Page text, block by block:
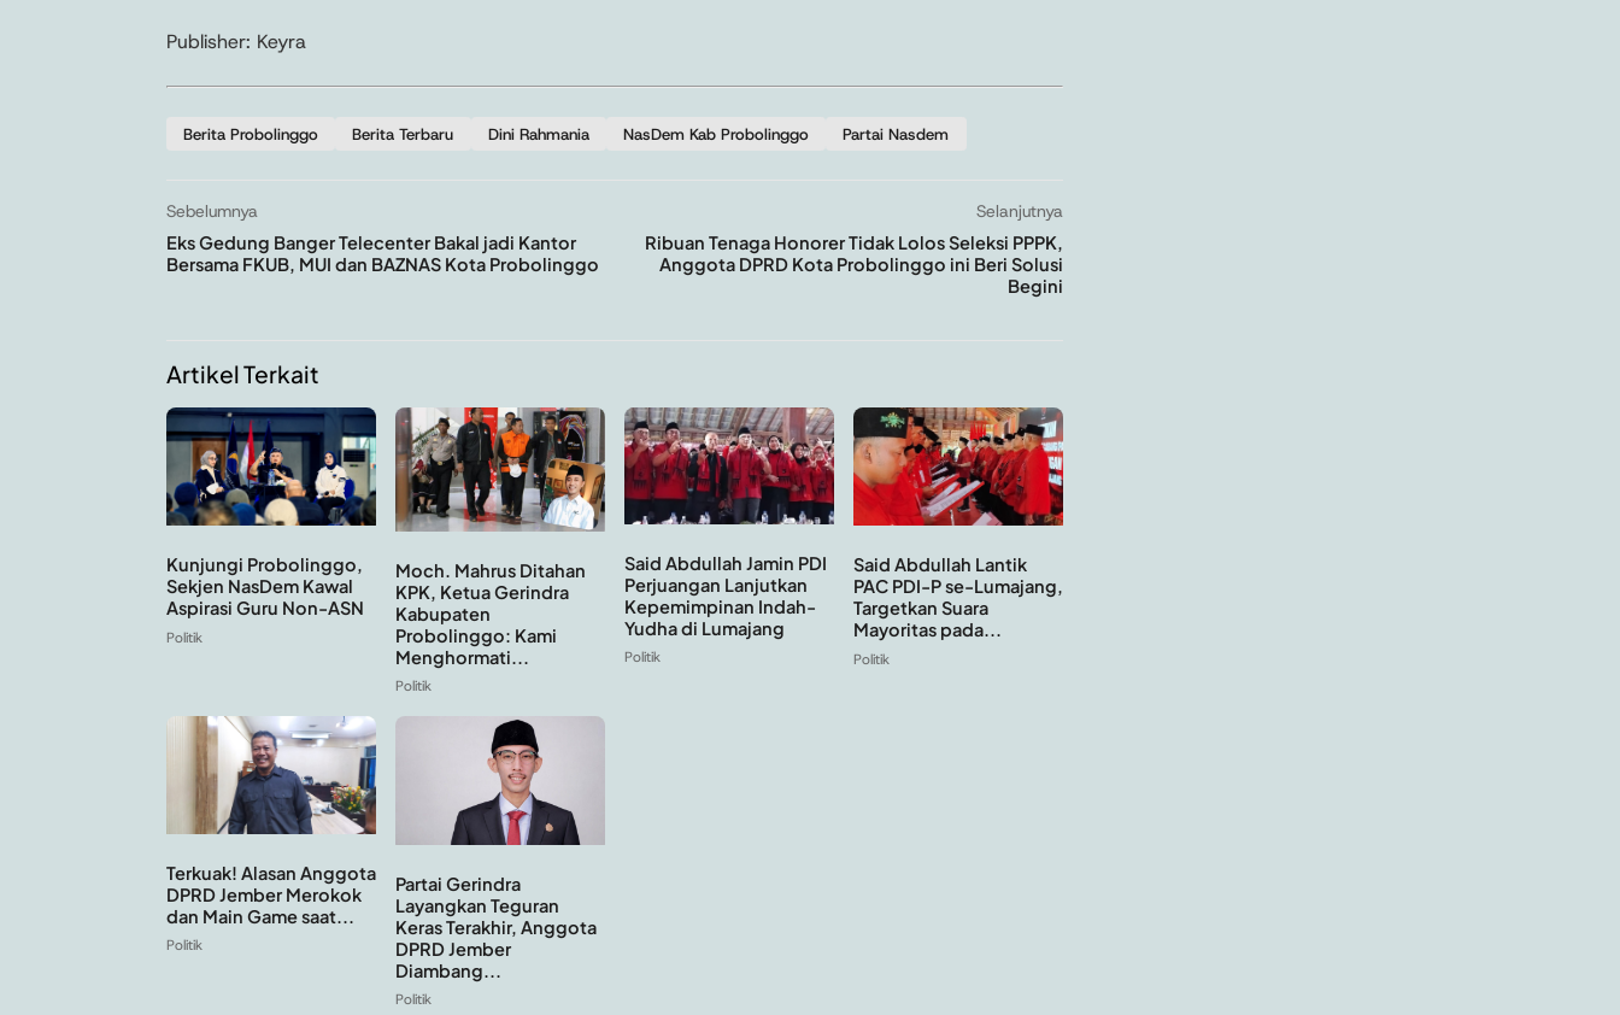
Publisher: Keyra
Berita Probolinggo Berita Terbaru Dini Rahmania NasDem Kab Probolinggo Partai Nasdem
Sebelumnya
Eks Gedung Banger Telecenter Bakal jadi Kantor
Bersama FKUB, MUI dan BAZNAS Kota Probolinggo
Selanjutnya
Ribuan Tenaga Honorer Tidak Lolos Seleksi PPPK,
Anggota DPRD Kota Probolinggo ini Beri Solusi
Begini
Artikel Terkait
Kunjungi Probolinggo,
Sekjen NasDem Kawal
Aspirasi Guru Non-ASN
Politik
Moch. Mahrus Ditahan
KPK, Ketua Gerindra
Kabupaten
Probolinggo: Kami
Menghormati...
Politik
Said Abdullah Jamin PDI
Perjuangan Lanjutkan
Kepemimpinan Indah-
Yudha di Lumajang
Politik
Said Abdullah Lantik
PAC PDI-P se-Lumajang,
Targetkan Suara
Mayoritas pada...
Politik
Terkuak! Alasan Anggota
DPRD Jember Merokok
dan Main Game saat...
Politik
Partai Gerindra
Layangkan Teguran
Keras Terakhir, Anggota
DPRD Jember
Diambang...
Politik